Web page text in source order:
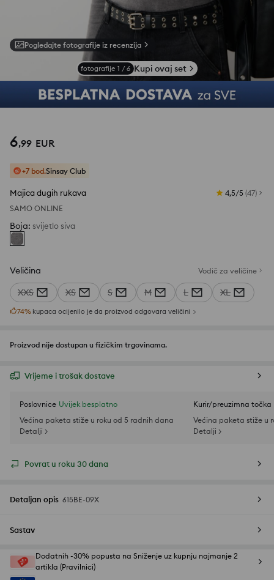
Pogledajte fotografije iz recenzija
fotografije 1 / 6 Kupi ovaj set
6,99 EUR
+7 bod.Sinsay Club
Majica dugih rukava 4,5/5 (47)
SAMO ONLINE
Boja: svijetlo siva
Veličina Vodič za veličine
XXS XS S M L XL
74% kupaca ocijenilo je da proizvod odgovara veličini
Proizvod nije dostupan u fizičkim trgovinama.
Vrijeme i trošak dostave
Poslovnice Uvijek besplatno
Većina paketa stiže u roku od 5 radnih dana
Detalji >
Kurir/preuzimna točka
Većina paketa stiže u
Detalji >
Povrat u roku 30 dana
Detaljan opis 615BE-09X
Sastav
Dodatnih -30% popusta na Sniženje uz kupnju najmanje 2
artikla (Pravilnici)